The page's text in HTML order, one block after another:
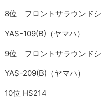
8位 フロントサラウンド
YAS-109(B)（ヤマハ）
9位 フロントサラウンド
YAS-209(B)（ヤマハ）
10位 HS214